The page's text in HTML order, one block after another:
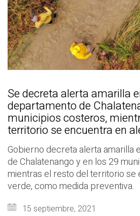
Se decreta alerta amarilla
departamento de
municipios costeros,
territorio se encuentra en
Gobierno decreta alerta amarilla
de Chalatenango y en los 29
mientras el resto del territorio se
verde, como medida preventiva.
15 septiembre, 2021